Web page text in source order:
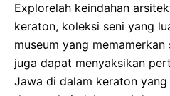
Explorelah keindahan
keraton, koleksi seni yang
museum yang memamerkan
juga dapat menyaksikan
Jawa di dalam keraton yang